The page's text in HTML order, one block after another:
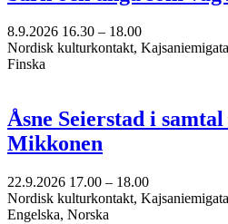
8.9.2026 16.30 – 18.00
Nordisk kulturkontakt,
Finska
Åsne Seierstad i
Mikkonen
22.9.2026 17.00 – 18.00
Nordisk kulturkontakt,
Engelska, Norska